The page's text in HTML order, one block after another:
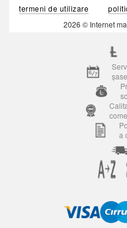
termeni de utilizare
2026 © Internet
a